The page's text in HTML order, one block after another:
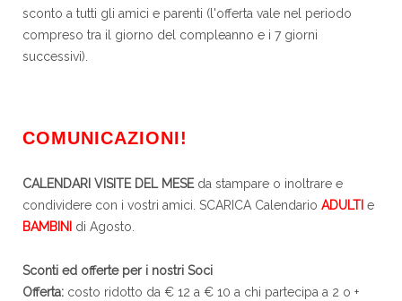
sconto a tutti gli amici e parenti (l'offerta vale nel periodo
compreso tra il giorno del compleanno e i 7 giorni
successivi).
COMUNICAZIONI!
CALENDARI VISITE DEL MESEda stampare o inoltrare e
condividere con i vostri amici. SCARICA Calendario ADULTI e
BAMBINI
di Agosto.
Sconti ed offerte per i nostri Soci
Offerta: costo ridotto da € 12 a € 10 a chi partecipa a 2 o +